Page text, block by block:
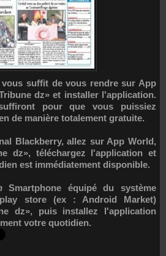
dz» et installer l'application.
pour que vous puissiez
de manière totalement gratuite.
Blackberry, allez sur App World,
dz», téléchargez l'application et
est immédiatement disponible.
Smartphone équipé du système
store (ex : Android Market)
dz», puis installez l'application
votre quotidien.